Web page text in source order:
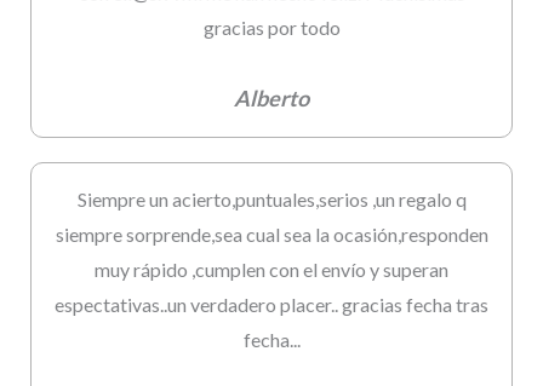
gracias por todo
Alberto
Siempre un acierto,puntuales,serios ,un regalo q
siempre sorprende,sea cual sea la ocasión,responden
muy rápido ,cumplen con el envío y superan
espectativas..un verdadero placer.. gracias fecha tras
fecha...